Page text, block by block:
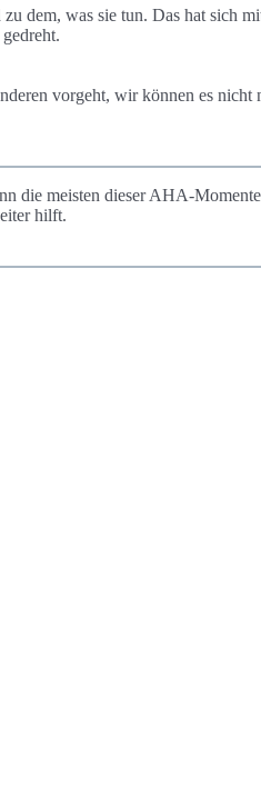
dem, was sie tun. Das hat sich
vorgeht, wir können es
die meisten dieser AHA-
hilft.